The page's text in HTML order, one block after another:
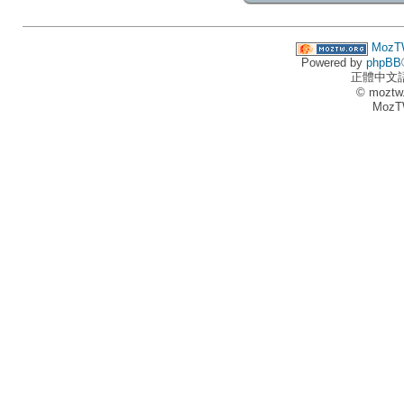
Powered by phpBB
正體中文
©